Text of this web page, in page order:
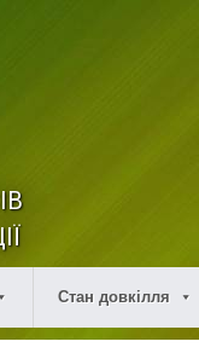
Стан довкілля